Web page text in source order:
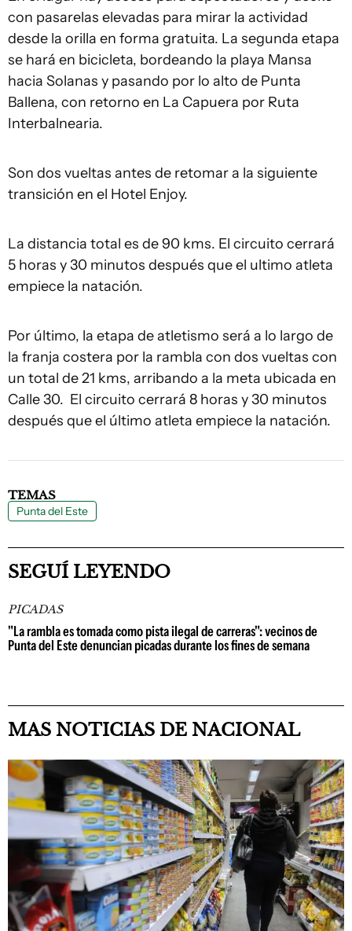
con pasarelas elevadas para mirar la actividad
desde la orilla en forma gratuita. La segunda etapa
se hará en bicicleta, bordeando la playa Mansa
hacia Solanas y pasando por lo alto de Punta
Ballena, con retorno en La Capuera por Ruta
Interbalnearia.
Son dos vueltas antes de retomar a la siguiente
transición en el Hotel Enjoy.
La distancia total es de 90 kms. El circuito cerrará
5 horas y 30 minutos después que el ultimo atleta
empiece la natación.
Por último, la etapa de atletismo será a lo largo de
la franja costera por la rambla con dos vueltas con
un total de 21 kms, arribando a la meta ubicada en
Calle 30. El circuito cerrará 8 horas y 30 minutos
después que el último atleta empiece la natación.
TEMAS
Punta del Este
SEGUÍ LEYENDO
PICADAS
"La rambla es tomada como pista ilegal de carreras": vecinos de
Punta del Este denuncian picadas durante los fines de semana
MAS NOTICIAS DE NACIONAL